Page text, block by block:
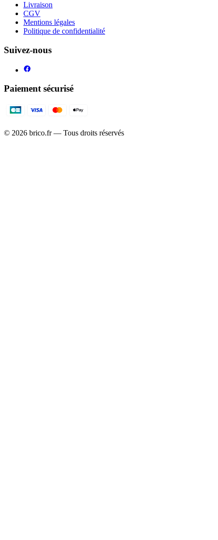
Livraison
CGV
Mentions légales
Politique de confidentialité
Suivez-nous
Paiement sécurisé
© 2026 brico.fr — Tous droits réservés